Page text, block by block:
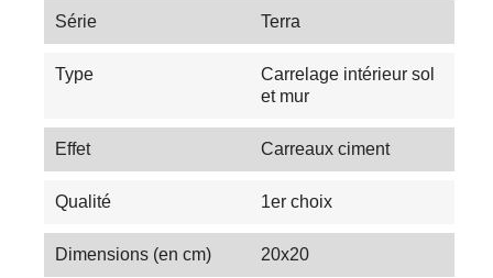
Série Terra
Type
Carrelage intérieur sol
et mur
Effet Carreaux ciment
Qualité 1er choix
Dimensions (en cm) 20x20